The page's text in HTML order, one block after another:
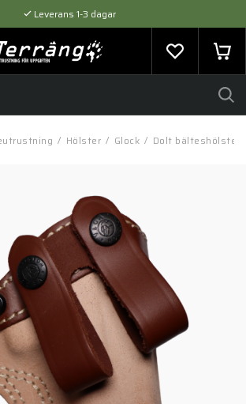
Leverans 1-3 dagar
Flexibel betalning med SVEA
Expertråd & Kvalitetsprodukter
/ Hölster / Glock / Dolt bälteshölster